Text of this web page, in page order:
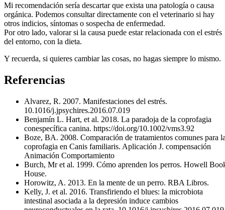
Mi recomendación sería descartar que exista una patología o causa
orgánica. Podemos consultar directamente con el veterinario si hay
otros indicios, síntomas o sospecha de enfermedad.
Por otro lado, valorar si la causa puede estar relacionada con el estrés
del entorno, con la dieta.
Y recuerda, si quieres cambiar las cosas, no hagas siempre lo mismo.
Referencias
Alvarez, R. 2007. Manifestaciones del estrés.
10.1016/j.jpsychires.2016.07.019
Benjamín L. Hart, et al. 2018. La paradoja de la coprofagia
conespecífica canina. https://doi.org/10.1002/vms3.92
Boze, BA. 2008. Comparación de tratamientos comunes para
coprofagia en Canis familiaris. Aplicación J. compensación
Animación Comportamiento
Burch, Mr et al. 1999. Cómo aprenden los perros. Howell
House.
Horowitz, A. 2013. En la mente de un perro. RBA Libros.
Kelly, J. et al. 2016. Transfiriendo el blues: la microbiota
intestinal asociada a la depresión induce cambios